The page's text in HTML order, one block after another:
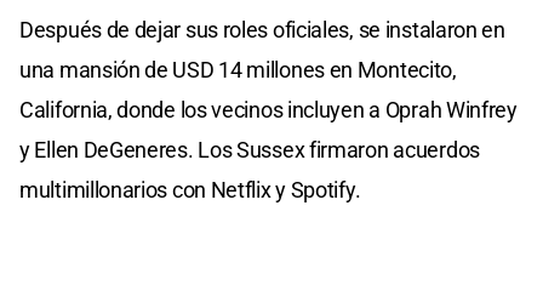
Después de dejar sus roles oficiales, se instalaron en
una mansión de USD 14 millones en Montecito,
California, donde los vecinos incluyen a Oprah Winfrey
y Ellen DeGeneres. Los Sussex firmaron acuerdos
multimillonarios con Netflix y Spotify.